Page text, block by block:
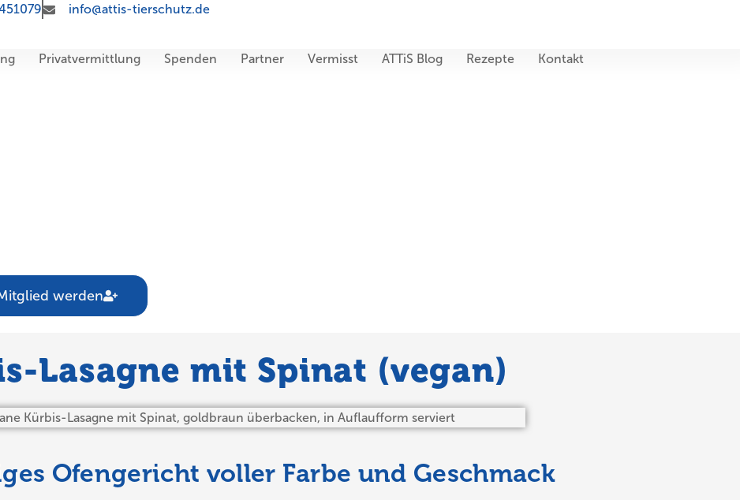
info@attis-tierschutz.de
Privatvermittlung Spenden Partner Vermisst ATTiS Blog Rezepte Kontakt
werden
Lasagne mit Spinat (vegan)
Ofengericht voller Farbe und Geschmack